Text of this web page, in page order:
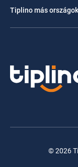
Tiplino más
© 2026